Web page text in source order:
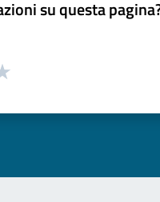
su questa